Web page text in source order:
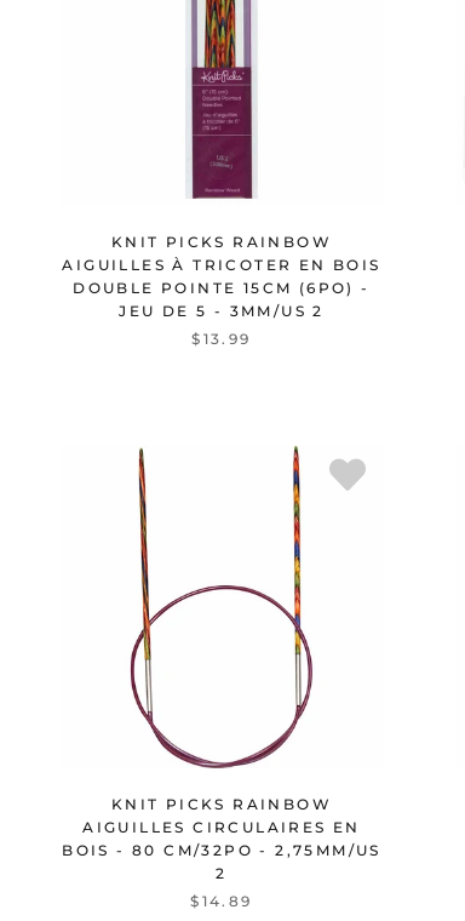
KNIT PICKS RAINBOW
AIGUILLES À TRICOTER EN BOIS
DOUBLE POINTE 15CM (6PO) -
JEU DE 5 - 3MM/US 2
$13.99
KNIT PICKS RAINBOW
AIGUILLES CIRCULAIRES EN
BOIS - 80 CM/32PO - 2,75MM/US
2
$14.89